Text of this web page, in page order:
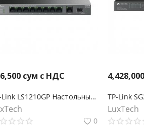
сум с НДС
TP-Link LS1210GP Настольный коммутатор с 9 гигабитными портами (8 портов PoE+) и портом SFP
0
4,428,000
LuxTech